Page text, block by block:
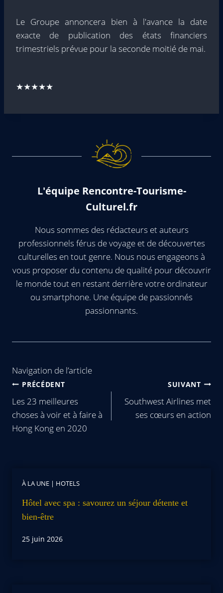
Le Groupe annoncera bien à l'avance la date
exacte de publication des états financiers
trimestriels prévue pour la seconde moitié de mai.
★★★★★
L'équipe Rencontre-Tourisme-
Culturel.fr
Nous sommes des rédacteurs et auteurs
professionnels férus de voyage et de découvertes
culturelles en tout genre. Nous nous engageons à
vous proposer du contenu de qualité pour découvrir
le monde tout en restant derrière votre ordinateur
ou smartphone. Une équipe de passionnés
passionnants.
Navigation de l’article
PRÉCÉDENT
Les 23 meilleures
choses à voir et à faire à
Hong Kong en 2020
SUIVANT
Southwest Airlines met
ses cœurs en action
À LA UNE | HOTELS
Hôtel avec spa : savourez un séjour détente et
bien-être
25 juin 2026